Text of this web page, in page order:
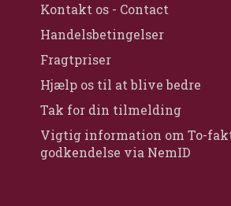
Kontakt os - Contact
Handelsbetingelser
Fragtpriser
Hjælp os til at blive bedre
Tak for din tilmelding
Vigtig information om To-
godkendelse via NemID